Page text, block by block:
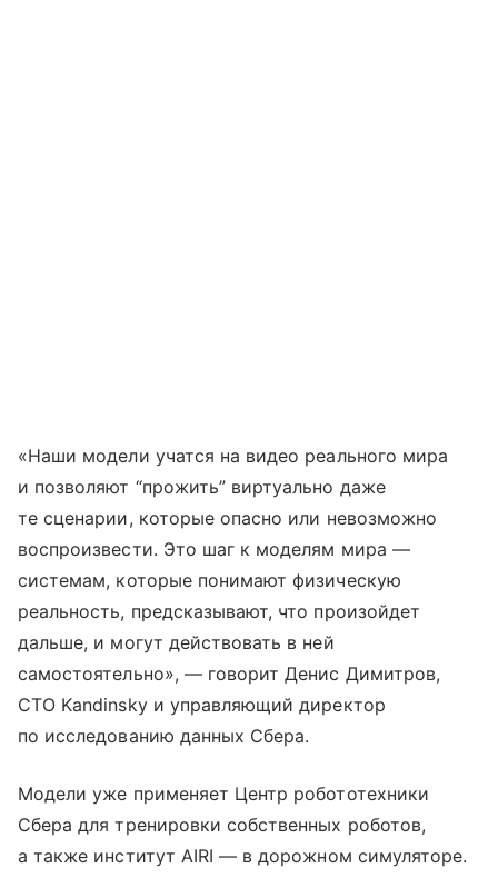
«Наши модели учатся на видео реального мира
и позволяют “прожить” виртуально даже
те сценарии, которые опасно или невозможно
воспроизвести. Это шаг к моделям мира —
системам, которые понимают физическую
реальность, предсказывают, что произойдет
дальше, и могут действовать в ней
самостоятельно», — говорит Денис Димитров,
CTO Kandinsky и управляющий директор
по исследованию данных Сбера.
Модели уже применяет Центр робототехники
Сбера для тренировки собственных роботов,
а также институт AIRI — в дорожном симуляторе.